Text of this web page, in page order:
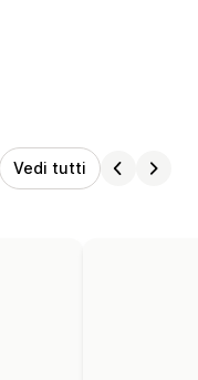
Vedi tutti